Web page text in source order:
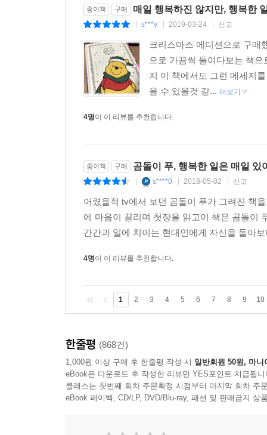
종이책 구매 매일 행복하진 않지만, 행복한
s***y 2019-03-24 신고
크리스마스 에디션으로 구매
으로 가끔씩 들여다보는 책
지 이 책에서도 그런 메세지
을 수 있을것 같... 더보기
4명이 이 리뷰를 추천합니다.
종이책 구매 곰돌이 푸, 행복한 일은 매일 있
s****0 2018-05-02 신고
어렸을적 tv에서 보던 곰돌이 푸가 그려진 책
에 마음이 끌리며 첫장을 읽고이 책은 곰돌이
간간과 일에 치이는 현대인에게 자신을 돌아
4명이 이 리뷰를 추천합니다.
1 2 3 4 5 6 7 8 9 10
한줄평 (868건)
1,000원 이상 구매 후 한줄평 작성 시 일반회원 50원, 마니
eBook은 다운로드 후 작성한 리뷰만 YES포인트 지급됩니
클래스는 첫번째 회차 주문확정 시점부터 마지막 회차 주
eBook 페이백, CD/LP, DVD/Blu-ray, 패션 및 판매금지 상